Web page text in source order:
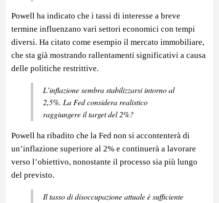
Powell ha indicato che i tassi di interesse a breve
termine influenzano vari settori economici con tempi
diversi. Ha citato come esempio il mercato immobiliare,
che sta già mostrando rallentamenti significativi a causa
delle politiche restrittive.
L’inflazione sembra stabilizzarsi intorno al
2,5%. La Fed considera realistico
raggiungere il target del 2%?
Powell ha ribadito che la Fed non si accontenterà di
un’inflazione superiore al 2% e continuerà a lavorare
verso l’obiettivo, nonostante il processo sia più lungo
del previsto.
Il tasso di disoccupazione attuale è sufficiente